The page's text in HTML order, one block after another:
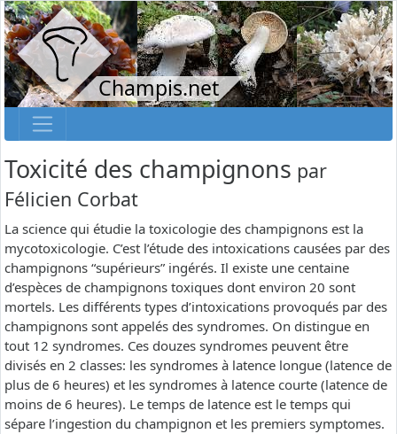
Champis.net
Toxicité des champignons par
Félicien Corbat
La science qui étudie la toxicologie des champignons est la
mycotoxicologie. C’est l’étude des intoxications causées par des
champignons “supérieurs” ingérés. Il existe une centaine
d’espèces de champignons toxiques dont environ 20 sont
mortels. Les différents types d’intoxications provoqués par des
champignons sont appelés des syndromes. On distingue en
tout 12 syndromes. Ces douzes syndromes peuvent être
divisés en 2 classes: les syndromes à latence longue (latence de
plus de 6 heures) et les syndromes à latence courte (latence de
moins de 6 heures). Le temps de latence est le temps qui
sépare l’ingestion du champignon et les premiers symptomes.